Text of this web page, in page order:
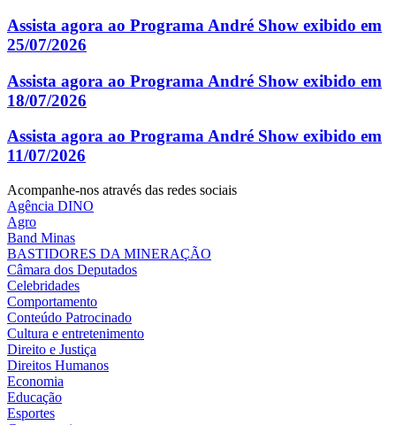
Assista agora ao Programa André Show exibido em
25/07/2026
Assista agora ao Programa André Show exibido em
18/07/2026
Assista agora ao Programa André Show exibido em
11/07/2026
Acompanhe-nos através das redes sociais
Agência DINO
Agro
Band Minas
BASTIDORES DA MINERAÇÃO
Câmara dos Deputados
Celebridades
Comportamento
Conteúdo Patrocinado
Cultura e entretenimento
Direito e Justiça
Direitos Humanos
Economia
Educação
Esportes